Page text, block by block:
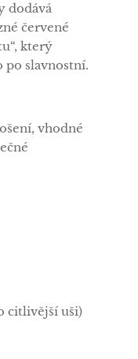
dodává
červené
který
po slavnostní.
vhodné
citlivější uši)